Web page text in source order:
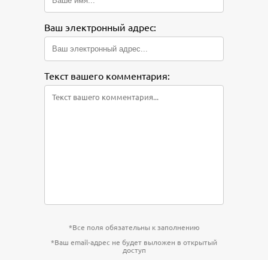
Ваш электронный адрес:
Текст вашего комментария:
*Все поля обязательны к заполнению
*Ваш email-адрес не будет выложен в открытый
доступ